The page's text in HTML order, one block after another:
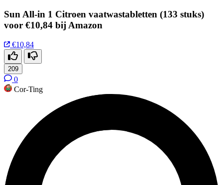
Sun All-in 1 Citroen vaatwastabletten (133 stuks)
voor €10,84 bij Amazon
€10,84
209
0
Cor-Ting